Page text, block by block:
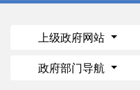
上级政府网站
政府部门导航